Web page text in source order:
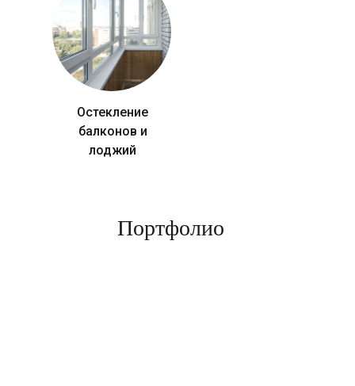
Остекление
балконов и
лоджий
Портфолио